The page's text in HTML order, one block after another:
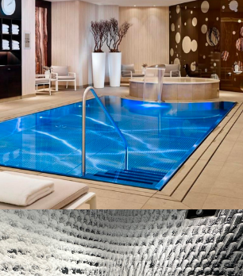
Exemples de projets